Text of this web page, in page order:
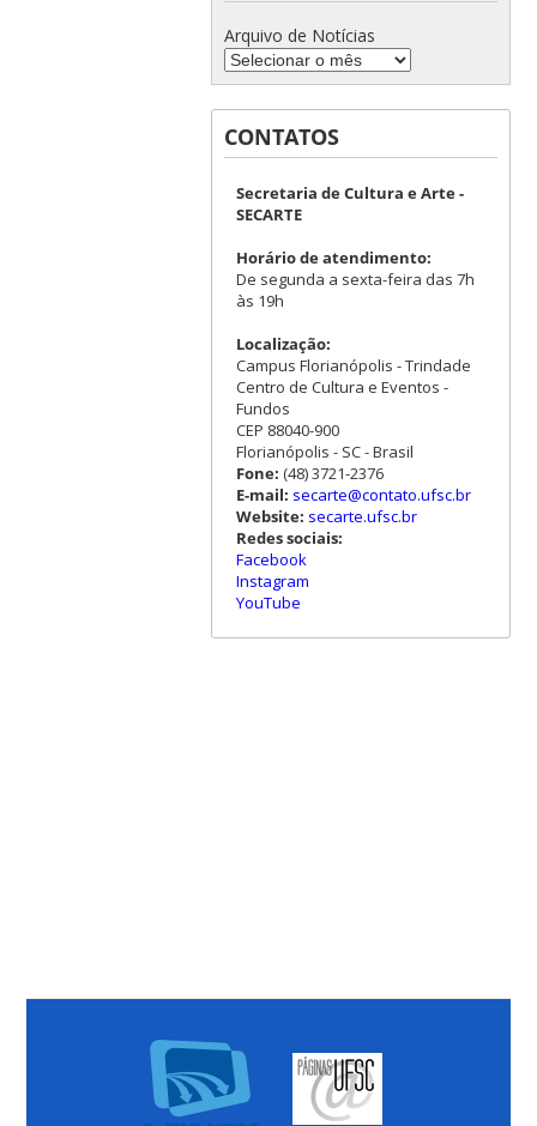
Arquivo de Notícias
CONTATOS
Secretaria de Cultura e Arte -
SECARTE
Horário de atendimento:
De segunda a sexta-feira das 7h
às 19h
Localização:
Campus Florianópolis - Trindade
Centro de Cultura e Eventos -
Fundos
CEP 88040-900
Florianópolis - SC - Brasil
Fone: (48) 3721-2376
E-mail: secarte@contato.ufsc.br
Website: secarte.ufsc.br
Redes sociais:
Facebook
Instagram
YouTube